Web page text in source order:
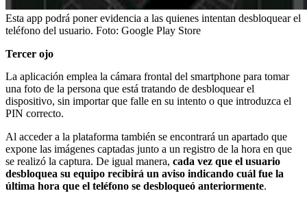
Esta app podrá poner evidencia a las quienes intentan desbloquear el
teléfono del usuario. Foto: Google Play Store
Tercer ojo
La aplicación emplea la cámara frontal del smartphone para tomar
una foto de la persona que está tratando de desbloquear el
dispositivo, sin importar que falle en su intento o que introduzca el
PIN correcto.
Al acceder a la plataforma también se encontrará un apartado que
expone las imágenes captadas junto a un registro de la hora en que
se realizó la captura. De igual manera, cada vez que el usuario
desbloquea su equipo recibirá un aviso indicando cuál fue la
última hora que el teléfono se desbloqueó anteriormente.